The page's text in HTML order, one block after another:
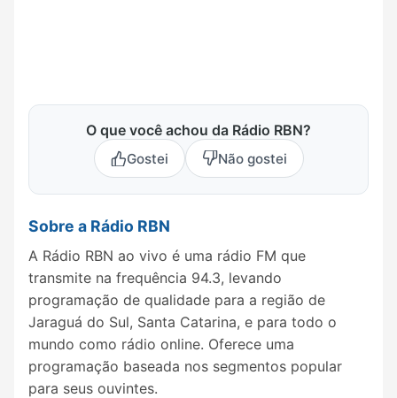
O que você achou da Rádio RBN?
Gostei Não gostei
Sobre a Rádio RBN
A Rádio RBN ao vivo é uma rádio FM que
transmite na frequência 94.3, levando
programação de qualidade para a região de
Jaraguá do Sul, Santa Catarina, e para todo o
mundo como rádio online. Oferece uma
programação baseada nos segmentos popular
para seus ouvintes.